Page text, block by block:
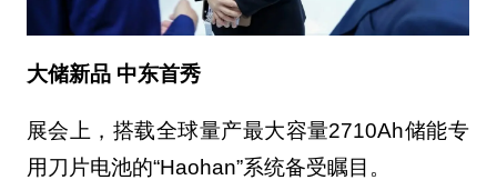
大储新品 中东首秀
展会上，搭载全球量产最大容量2710Ah储能专
用刀片电池的“Haohan”系统备受瞩目。